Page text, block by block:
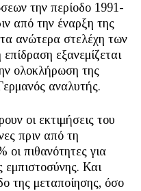
την περίοδο 1991-
από την έναρξη της
ανώτερα στελέχη των
εξανεμίζεται
ολοκλήρωση της
αναλυτής.
οι εκτιμήσεις του
πριν από τη
οι πιθανότητες για
εμπιστοσύνης. Και
της μεταποίησης, όσο